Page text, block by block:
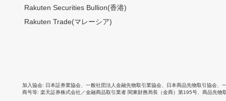
Rakuten Securities Bullion(香港)
Rakuten Trade(マレーシア)
加入協会 日本証券業協会 一般社団法人金融先物取引業協会 日本商品先物取引協会
商号等 楽天証券株式会社／金融商品取引業者 関東財務局長（金商）第195号、商品先物